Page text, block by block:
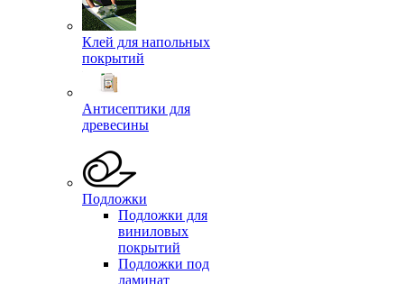
Клей для напольных
покрытий
Антисептики для
древесины
Подложки
Подложки для
виниловых
покрытий
Подложки под
ламинат